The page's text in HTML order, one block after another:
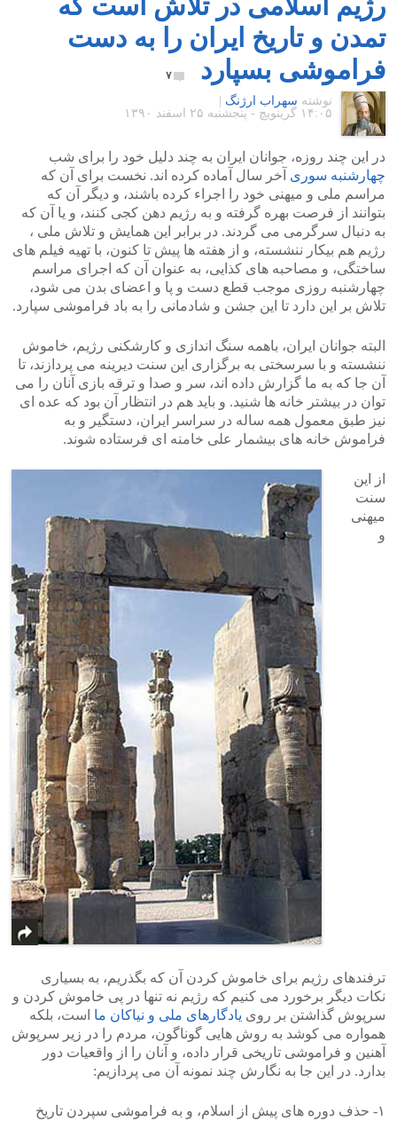
تمدن و تاریخ ایران را به دست
فراموشی بسپارد
۷
نوشته سهراب ارژنگ
۱۴:۰۵ گرينويچ - پنجشنبه ۲۵ اسفند ۱۳۹۰
در این چند روزه، جوانان ایران به چند دلیل خود را برای شب
چهارشنبه سوری آخر سال آماده کرده اند. نخست برای آن که
مراسم ملی و میهنی خود را اجراء کرده باشند، و دیگر آن که
بتوانند از فرصت بهره گرفته و به رژیم دهن کجی کنند، و یا آن که
به دنبال سرگرمی می گردند. در برابر این همایش و تلاش ملی ،
رژیم هم بیکار ننشسته، و از هفته ها پیش تا کنون، با تهیه فیلم های
ساختگی، و مصاحبه های کذایی، به عنوان آن که اجرای مراسم
چهارشنبه روزی موجب قطع دست و پا و اعضای بدن می شود،
تلاش بر این دارد تا این جشن و شادمانی را به باد فراموشی سپارد.
البته جوانان ایران، باهمه سنگ اندازی و کارشکنی رژیم، خاموش
ننشسته و با سرسختی به برگزاری این سنت دیرینه می پردازند، تا
آن جا که به ما گزارش داده اند، سر و صدا و ترقه بازی آنان را می
توان در بیشتر خانه ها شنید. و باید هم در انتظار آن بود که عده ای
نیز طبق معمول همه ساله در سراسر ایران، دستگیر و به
فراموش خانه های بیشمار علی خامنه ای فرستاده شوند.
از این
سنت
میهنی
و
ترفندهای رژیم برای خاموش کردن آن که بگذریم، به بسیاری
نکات دیگر برخورد می کنیم که رژیم نه تنها در پی خاموش کردن و
سرپوش گذاشتن بر روی یادگارهای ملی و نیاکان ما است، بلکه
همواره می کوشد به روش هایی گوناگون، مردم را در زیر سرپوش
آهنین و فراموشی تاریخی قرار داده، و آنان را از واقعیات دور
بدارد. در این جا به نگارش چند نمونه آن می پردازیم:
۱- حذف دوره های پیش از اسلام، و به فراموشی سپردن تاریخ